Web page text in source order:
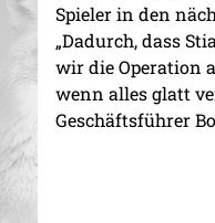
Spieler in den
„Dadurch, dass
wir die Operation
wenn alles glatt
Geschäftsführer